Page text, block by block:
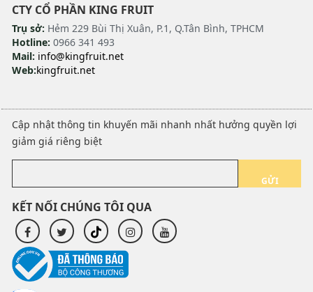
CTY CỔ PHẦN KING FRUIT
Trụ sở: Hẻm 229 Bùi Thị Xuân, P.1, Q.Tân Bình, TPHCM
Hotline: 0966 341 493
Mail: info@kingfruit.net
Web:kingfruit.net
Cập nhật thông tin khuyến mãi nhanh nhất hưởng quyền lợi
giảm giá riêng biệt
GỬI
KẾT NỐI CHÚNG TÔI QUA